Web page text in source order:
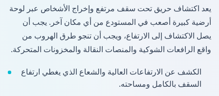
يعد اكتشاف حريق تحت سقف مرتفع وإخراج الأشخاص عبر لوحة
أرضية كبيرة أصعب في المستودع من أي مكان آخر. يجب أن
يصل الاكتشاف إلى الارتفاع، ويجب أن تنجو طرق الهروب من
واقع الرافعات الشوكية والمنصات النقالة والمخزونات المتحركة.
الكشف عن الارتفاعات العالية والشعاع الذي يغطي ارتفاع
السقف بالكامل ومساحته.